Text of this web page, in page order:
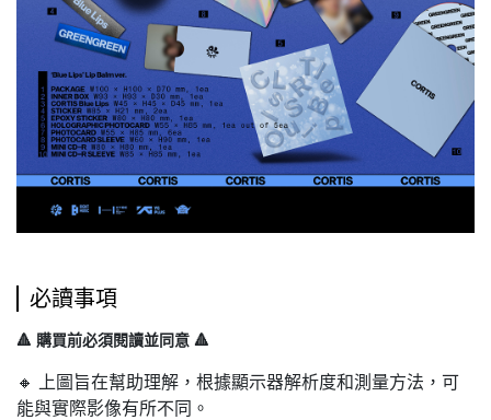
必讀事項
🔺 購買前必須閱讀並同意 🔺
🔸 上圖旨在幫助理解，根據顯示器解析度和測量方法，可
能與實際影像有所不同。